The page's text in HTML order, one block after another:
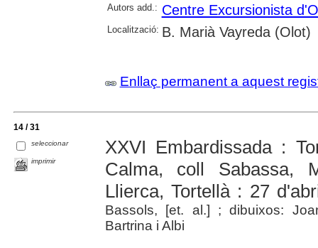
Autors add.: Centre Excursionista
Localització: B. Marià Vayreda (Olot)
Enllaç permanent a aquest
14 / 31
seleccionar
imprimir
XXVI Embardissada :
Calma, coll Sabassa,
Llierca, Tortellà : 27
Bassols, [et. al.] ; dibuixos:
Bartrina i Albi